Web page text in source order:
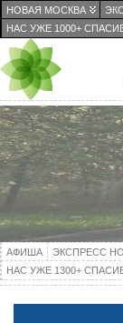
НОВАЯ МОСКВА
НАС УЖЕ 1000+
АФИША ЭКСПРЕСС
НАС УЖЕ 1300+